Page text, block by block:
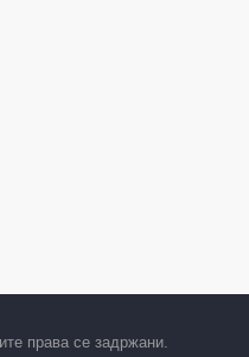
права се задржани.